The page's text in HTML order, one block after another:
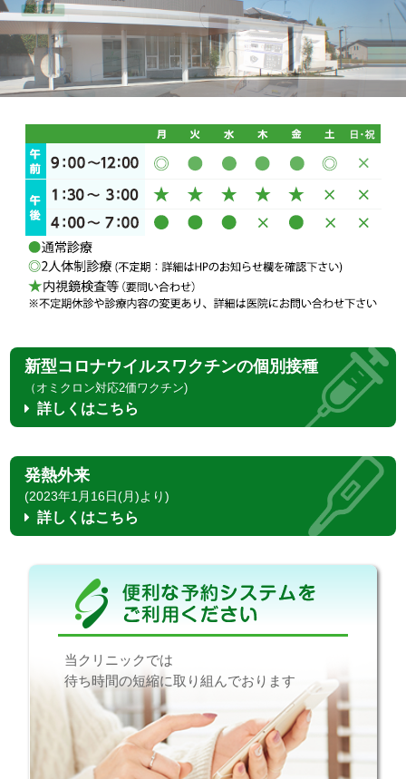
新型コロナウイルスワクチンの個別接種
（オミクロン対応2価ワクチン)
詳しくはこちら
発熱外来
(2023年1月16日(月)より)
詳しくはこちら
当クリニックでは
待ち時間の短縮に取り組んでおります